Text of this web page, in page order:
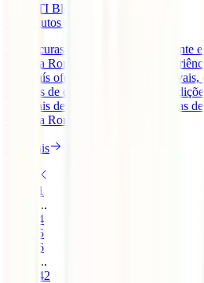
IATI Blog
minutos de leitura
Se procuras um destino surpreendente
visitar a Roménia vai ser uma
Este país oferece-te castelos medievais,
naturais de cortar a respiração e
guia vais descobrir as melhores dicas
visitar a Roménia e toda [...]
Ler mais
1
...
4
5
6
...
42